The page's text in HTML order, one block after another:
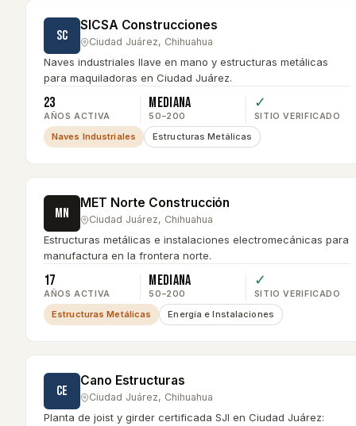
SC
SICSA Construcciones
Ciudad Juárez, Chihuahua
Naves industriales llave en mano y estructuras metálicas
para maquiladoras en Ciudad Juárez.
23
AÑOS ACTIVA
Mediana
50–200
✓
SITIO VERIFICADO
Naves Industriales Estructuras Metálicas
MN
MET Norte Construcción
Ciudad Juárez, Chihuahua
Estructuras metálicas e instalaciones electromecánicas para
manufactura en la frontera norte.
17
AÑOS ACTIVA
Mediana
50–200
✓
SITIO VERIFICADO
Estructuras Metálicas Energía e Instalaciones
CE
Cano Estructuras
Ciudad Juárez, Chihuahua
Planta de joist y girder certificada SJI en Ciudad Juárez: